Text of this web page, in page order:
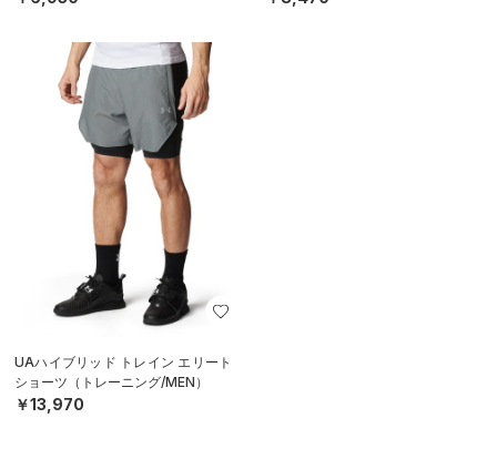
UAハイブリッド トレイン エリート
ショーツ（トレーニング/MEN）
￥13,970